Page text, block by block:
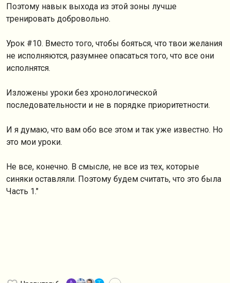
Поэтому навык выхода из этой зоны лучше
тренировать добровольно.
Урок #10. Вместо того, чтобы бояться, что твои желания
не исполняются, разумнее опасаться того, что все они
исполнятся.
Изложены уроки без хронологической
последовательности и не в порядке приоритетности.
И я думаю, что вам обо все этом и так уже известно. Но
это мои уроки.
Не все, конечно. В смысле, не все из тех, которые
синяки оставляли. Поэтому будем считать, что это была
Часть 1."